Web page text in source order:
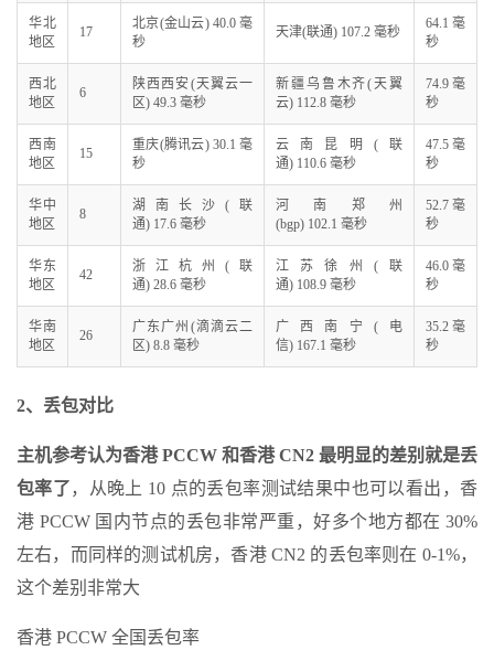
华北
地区
17
北京(金山云) 40.0 毫
秒
天津(联通) 107.2 毫秒
64.1 毫
秒
西北
地区
6
陕西西安(天翼云一
区) 49.3 毫秒
新疆乌鲁木齐(天翼
云) 112.8 毫秒
74.9 毫
秒
西南
地区
15
重庆(腾讯云) 30.1 毫
秒
云南昆明(联
通) 110.6 毫秒
47.5 毫
秒
华中
地区
8
湖南长沙(联
通) 17.6 毫秒
河南郑州
(bgp) 102.1 毫秒
52.7 毫
秒
华东
地区
42
浙江杭州(联
通) 28.6 毫秒
江苏徐州(联
通) 108.9 毫秒
46.0 毫
秒
华南
地区
26
广东广州(滴滴云二
区) 8.8 毫秒
广西南宁(电
信) 167.1 毫秒
35.2 毫
秒
2、丢包对比
主机参考认为香港 PCCW 和香港 CN2 最明显的差别就是丢
包率了，从晚上 10 点的丢包率测试结果中也可以看出，香
港 PCCW 国内节点的丢包非常严重，好多个地方都在 30%
左右，而同样的测试机房，香港 CN2 的丢包率则在 0-1%，
这个差别非常大
香港 PCCW 全国丢包率